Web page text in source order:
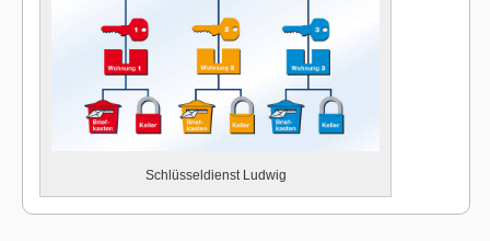
Schlüsseldienst Ludwig